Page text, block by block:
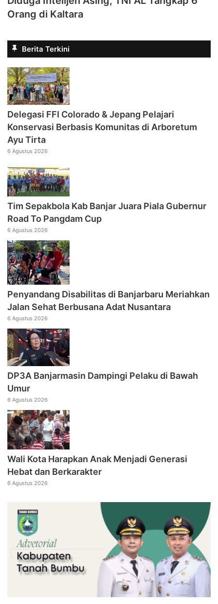
Orang di Kaltara
Berita Terkini
Delegasi FFI Colorado & Jepang Pelajari
Konservasi Berbasis Komunitas di Arboretum
Ayu Tirta
6 Agustus 2026
Tim Sepakbola Kab Banjar Juara Piala Gubernur
Road To Pangdam Cup
6 Agustus 2026
Penyandang Disabilitas di Banjarbaru Meriahkan
Jalan Sehat Berbusana Adat Nusantara
6 Agustus 2026
DP3A Banjarmasin Dampingi Pelaku di Bawah
Umur
6 Agustus 2026
Wali Kota Harapkan Anak Menjadi Generasi
Hebat dan Berkarakter
6 Agustus 2026